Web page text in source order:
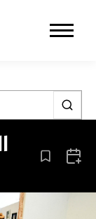
Aus den